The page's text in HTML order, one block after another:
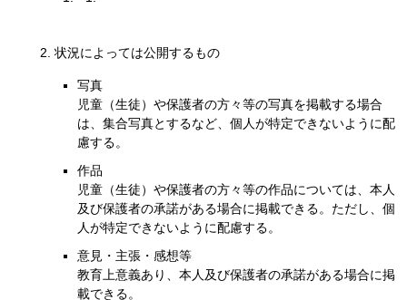
状況によっては公開するもの
写真
児童（生徒）や保護者の方々等の写真を掲載する場合
は、集合写真とするなど、個人が特定できないように配
慮する。
作品
児童（生徒）や保護者の方々等の作品については、本人
及び保護者の承諾がある場合に掲載できる。ただし、個
人が特定できないように配慮する。
意見・主張・感想等
教育上意義あり、本人及び保護者の承諾がある場合に掲
載できる。